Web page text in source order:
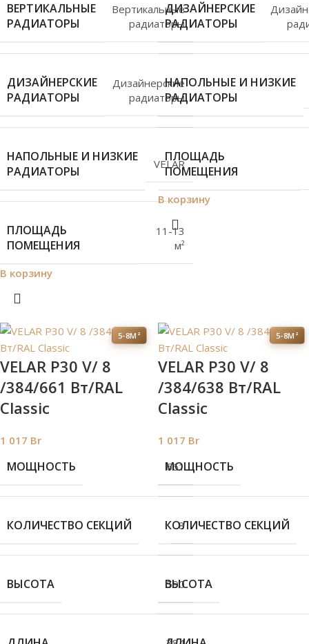
ВЕРТИКАЛЬНЫЕ
РАДИАТОРЫ
Вертикальные
радиаторы
ДИЗАЙНЕРСКИЕ
РАДИАТОРЫ
Дизайнерские
радиаторы
НАПОЛЬНЫЕ И НИЗКИЕ
РАДИАТОРЫ
VELAR
ПЛОЩАДЬ
ПОМЕЩЕНИЯ
11-13
м²
В корзину
ДИЗАЙНЕРСКИЕ
РАДИАТОРЫ
НАПОЛЬНЫЕ И НИЗКИЕ
РАДИАТОРЫ
ПЛОЩАДЬ
ПОМЕЩЕНИЯ
В корзину
5-8М²
VELAR P30 V/ 8
/384/661 Вт/RAL
Classic
1 017 Br
МОЩНОСТЬ 661
КОЛИЧЕСТВО СЕКЦИЙ 8
ВЫСОТА 590
5-8М²
VELAR P30 V/ 8
/384/638 Вт/RAL
Classic
1 017 Br
МОЩНОСТЬ
КОЛИЧЕСТВО СЕКЦИЙ
ВЫСОТА